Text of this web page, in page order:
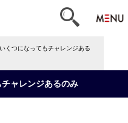
くつになってもチャレンジある
ャレンジあるのみ